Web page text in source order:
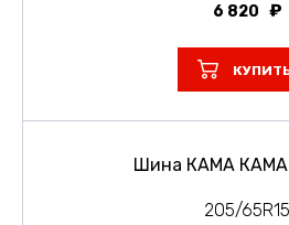
6 820
Шина КАМА КАМА-
205/65R15